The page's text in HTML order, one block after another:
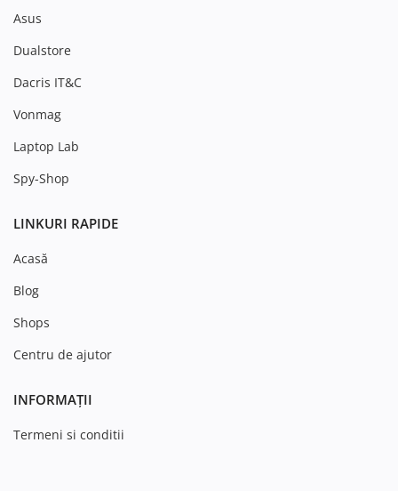
Asus
Dualstore
Dacris IT&C
Vonmag
Laptop Lab
Spy-Shop
LINKURI RAPIDE
Acasă
Blog
Shops
Centru de ajutor
INFORMAȚII
Termeni si conditii